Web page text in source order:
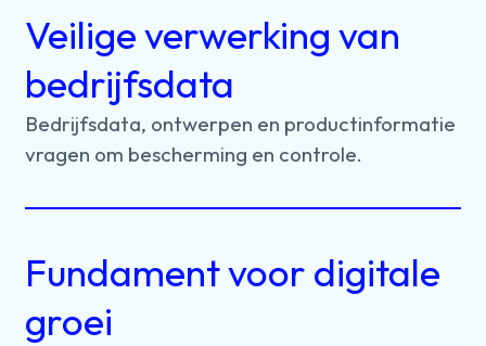
Veilige verwerking van
bedrijfsdata
Bedrijfsdata, ontwerpen en productinformatie
vragen om bescherming en controle.
Fundament voor digitale
groei